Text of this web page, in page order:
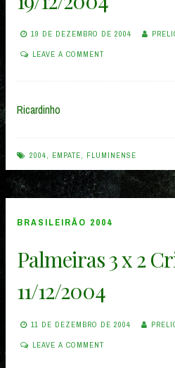
19 DE DEZEMBRO DE 2004
LEAVE A COMMENT
Ricardinho
2004, EMPATE, FLUMINENSE
BRASILEIRÃO 2004
Palmeiras 3 x 2
11/12/2004
11 DE DEZEMBRO DE 2004
LEAVE A COMMENT